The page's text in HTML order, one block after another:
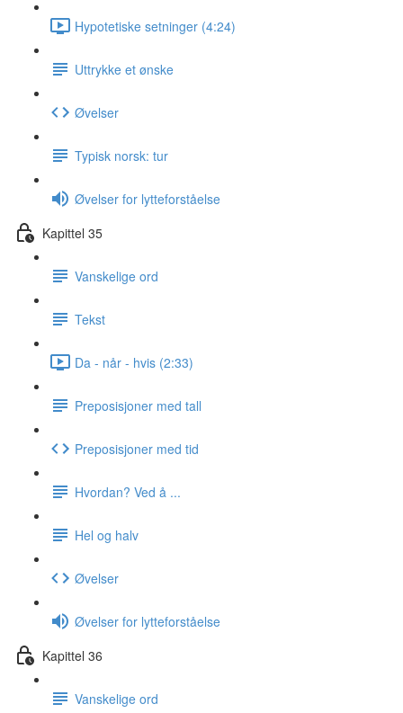
Hypotetiske setninger (4:24)
Uttrykke et ønske
Øvelser
Typisk norsk: tur
Øvelser for lytteforståelse
Kapittel 35
Vanskelige ord
Tekst
Da - når - hvis (2:33)
Preposisjoner med tall
Preposisjoner med tid
Hvordan? Ved å ...
Hel og halv
Øvelser
Øvelser for lytteforståelse
Kapittel 36
Vanskelige ord